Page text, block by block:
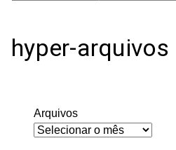
hyper-arquivos
Arquivos